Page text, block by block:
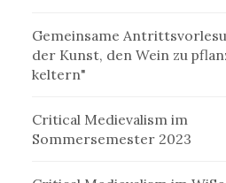
Gemeinsame
der Kunst, den Wein zu
keltern"
Critical Medievalism im
Sommersemester 2023